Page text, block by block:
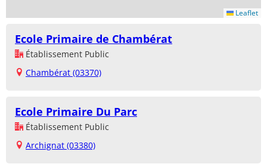
Leaflet
Ecole Primaire de Chambérat
Établissement Public
Chambérat (03370)
Ecole Primaire Du Parc
Établissement Public
Archignat (03380)